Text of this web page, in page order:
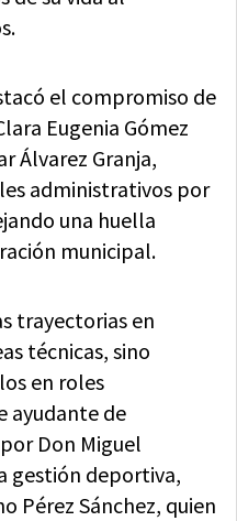
el compromiso de
Eugenia Gómez
Álvarez Granja,
administrativos por
una huella
municipal.
trayectorias en
técnicas, sino
en roles
ayudante de
Don Miguel
gestión deportiva,
Pérez Sánchez, quien